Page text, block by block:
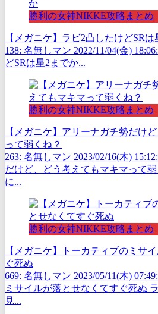
勝利の女神NIKKE攻略まとめ
【メガニケ】ラビ2凸したけどSR
138: 名無しマン 2022/11/04(金)
どSRは星2までか...
勝利の女神NIKKE攻略まとめ
【メガニケ】アリーナガチ勢だけ
って弱くね？
263: 名無しマン 2023/02/16(木)
だけど、どう考えてもマキマって
に...
勝利の女神NIKKE攻略まとめ
【メガニケ】トーカティブのミサ
ぐ死ぬ
669: 名無しマン 2023/05/11(木)
ミサイルが落とせなくてすぐ死ぬ
見...